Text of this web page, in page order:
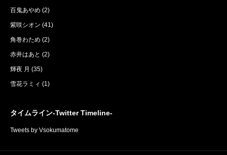
百鬼あやめ (2)
紫咲シオン (41)
角巻わため (2)
赤井はあと (2)
輝夜 月 (35)
雪花ラミィ (1)
タイムライン-Twitter Timeline-
Tweets by Vsokumatome